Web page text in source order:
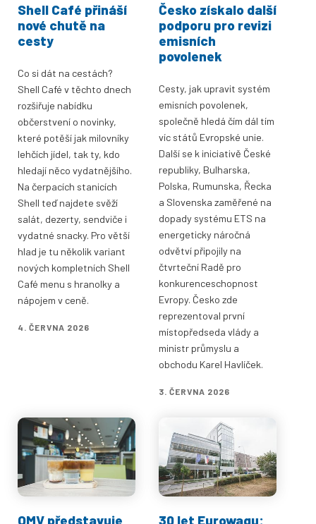
Shell Café přináší
nové chutě na
cesty
Co si dát na cestách?
Shell Café v těchto dnech
rozšiřuje nabídku
občerstvení o novinky,
které potěší jak milovníky
lehčích jídel, tak ty, kdo
hledají něco vydatnějšího.
Na čerpacích stanicích
Shell teď najdete svěží
salát, dezerty, sendviče i
vydatné snacky. Pro větší
hlad je tu několik variant
nových kompletních Shell
Café menu s hranolky a
nápojem v ceně.
4. ČERVNA 2026
Česko získalo další
podporu pro revizi
emisních
povolenek
Cesty, jak upravit systém
emisních povolenek,
společně hledá čím dál tím
víc států Evropské unie.
Další se k iniciativě České
republiky, Bulharska,
Polska, Rumunska, Řecka
a Slovenska zaměřené na
dopady systému ETS na
energeticky náročná
odvětví připojily na
čtvrteční Radě pro
konkurenceschopnost
Evropy. Česko zde
reprezentoval první
místopředseda vlády a
ministr průmyslu a
obchodu Karel Havlíček.
3. ČERVNA 2026
OMV představuje 30 let Eurowagu: